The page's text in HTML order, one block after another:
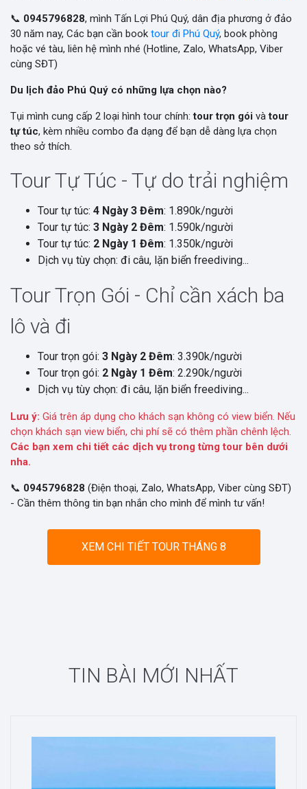
📞 0945796828, mình Tấn Lợi Phú Quý, dân địa phương ở đảo
30 năm nay, Các bạn cần book tour đi Phú Quý, book phòng
hoặc vé tàu, liên hệ mình nhé (Hotline, Zalo, WhatsApp, Viber
cùng SĐT)
Du lịch đảo Phú Quý có những lựa chọn nào?
Tụi mình cung cấp 2 loại hình tour chính:tour trọn gói vàtour
tự túc, kèm nhiều combo đa dạng để bạn dễ dàng lựa chọn
theo sở thích.
Tour Tự Túc - Tự do trải nghiệm
Tour tự túc: 4 Ngày 3 Đêm: 1.890k/người
Tour tự túc: 3 Ngày 2 Đêm: 1.590k/người
Tour tự túc: 2 Ngày 1 Đêm: 1.350k/người
Dịch vụ tùy chọn: đi câu, lặn biển freediving...
Tour Trọn Gói - Chỉ cần xách ba
lô và đi
Tour trọn gói: 3 Ngày 2 Đêm: 3.390k/người
Tour trọn gói: 2 Ngày 1 Đêm: 2.290k/người
Dịch vụ tùy chọn: đi câu, lặn biển freediving...
Lưu ý: Giá trên áp dụng cho khách sạn không có view biển. Nếu
chọn khách sạn view biển, chi phí sẽ có thêm phần chênh lệch.
Các bạn xem chi tiết các dịch vụ trong từng tour bên dưới
nha.
📞 0945796828 (Điện thoại, Zalo, WhatsApp, Viber cùng SĐT)
- Cần thêm thông tin bạn nhắn cho mình để mình tư vấn!
XEM CHI TIẾT TOUR THÁNG 8
TIN BÀI MỚI NHẤT